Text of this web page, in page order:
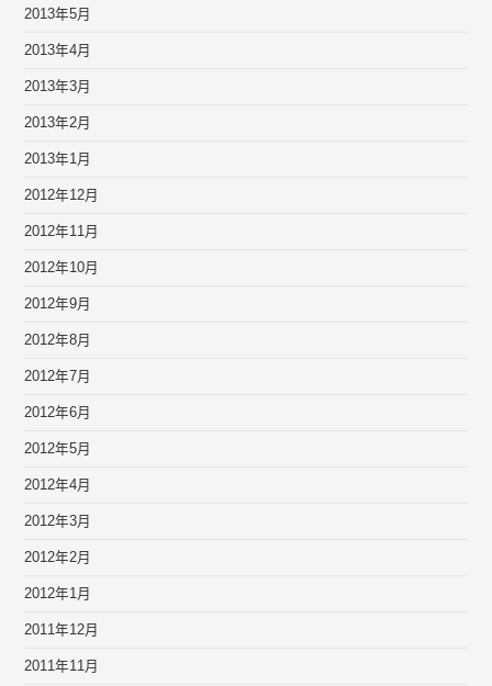
2013年5月
2013年4月
2013年3月
2013年2月
2013年1月
2012年12月
2012年11月
2012年10月
2012年9月
2012年8月
2012年7月
2012年6月
2012年5月
2012年4月
2012年3月
2012年2月
2012年1月
2011年12月
2011年11月